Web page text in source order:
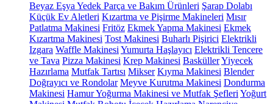
Beyaz Eşya Yedek Parça ve Bakım Ürünleri Şarap Dolabı
Küçük Ev Aletleri Kızartma ve Pişirme Makineleri Mısır
Patlatma Makinesi Fritöz Ekmek Yapma Makinesi Ekmek
Kızartma Makinesi Tost Makinesi Buharlı Pişirici Elektrikli
Izgara Waffle Makinesi Yumurta Haşlayıcı Elektrikli Tencere
ve Tava Pizza Makinesi Krep Makinesi BasküllerYiyecek
Hazırlama Mutfak Tartısı Mikser Kıyma Makinesi Blender
Doğrayıcı ve Rondolar Meyve Kurutma Makinesi Dondurma
Makinesi Hamur Yoğurma Makinesi ve Mutfak Şefleri Yoğurt